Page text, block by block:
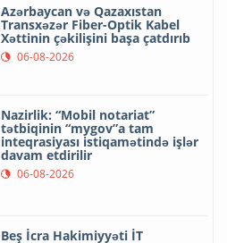
Azərbaycan və Qazaxıstan
Transxəzər Fiber-Optik Kabel
Xəttinin çəkilişini başa çatdırıb
06-08-2026
Nazirlik: “Mobil notariat”
tətbiqinin “mygov”a tam
inteqrasiyası istiqamətində işlər
davam etdirilir
06-08-2026
Beş İcra Hakimiyyəti İT